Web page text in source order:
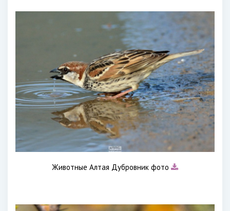
Животные Алтая Дубровник фото